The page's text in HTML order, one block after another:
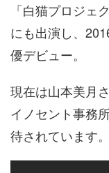
「白猫プロジェ
にも出演し、
優デビュー。
現在は山本美月
イノセント事務
待されています。